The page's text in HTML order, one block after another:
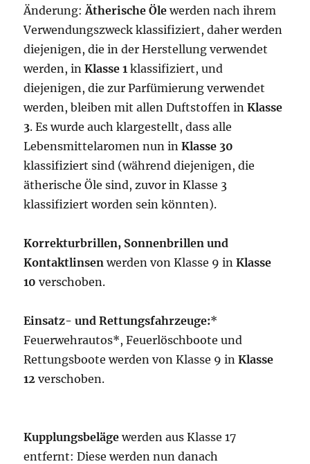
Änderung:Ätherische Öle werden nach ihrem
Verwendungszweck klassifiziert, daher werden
diejenigen, die in der Herstellung verwendet
werden, inKlasse 1klassifiziert, und
diejenigen, die zur Parfümierung verwendet
werden, bleiben mit allen Duftstoffen inKlasse
3. Es wurde auch klargestellt, dass alle
Lebensmittelaromen nun inKlasse 30
klassifiziert sind (während diejenigen, die
ätherische Öle sind, zuvor in Klasse 3
klassifiziert worden sein könnten).
Korrekturbrillen, Sonnenbrillen und
Kontaktlinsen werden von Klasse 9 inKlasse
10 verschoben.
Einsatz- und Rettungsfahrzeuge:*
Feuerwehrautos*, Feuerlöschboote und
Rettungsboote werden von Klasse 9 inKlasse
12verschoben.
Kupplungsbelägewerden aus Klasse 17
entfernt: Diese werden nun danach